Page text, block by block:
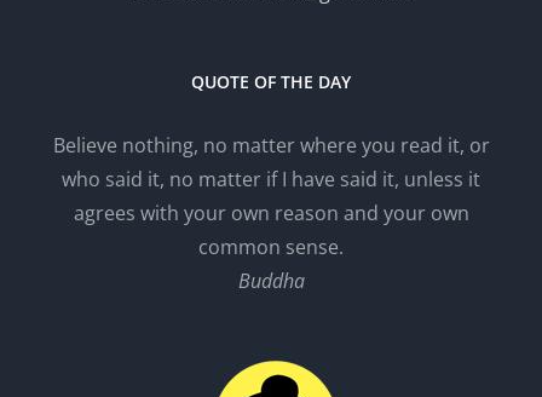
QUOTE OF THE DAY
Believe nothing, no matter where you read it, or
who said it, no matter if I have said it, unless it
agrees with your own reason and your own
common sense.
Buddha